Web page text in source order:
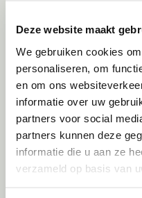
Deze website maakt
We gebruiken cookies
personaliseren, om
en om ons
informatie over uw
partners voor social
partners kunnen deze
informatie die u aan ze
verzameld op basis van